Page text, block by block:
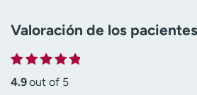
Valoración de los pacientes
4.9out of 5